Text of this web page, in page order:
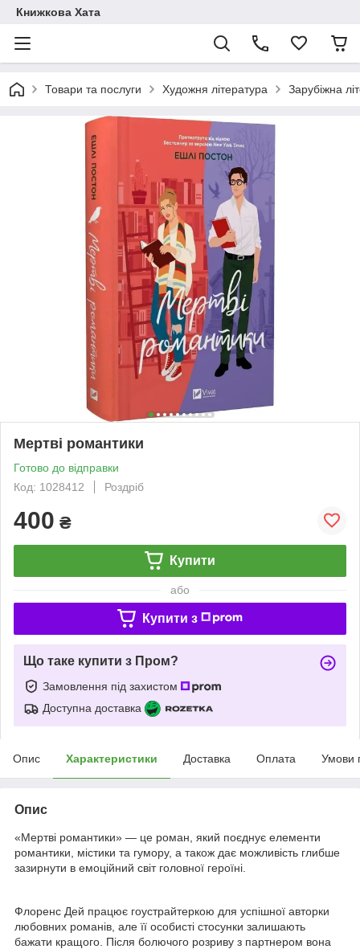
Книжкова Хата
Товари та послуги Художня література Зарубіжна
Мертві романтики
Готово до відправки
Код: 1028412
Роздріб
400 ₴
Купити
або
Купити з
Що таке купити з Пром?
Замовлення під захистом
Доступна доставка
Опис Характеристики Доставка Оплата Умови
Опис
«Мертві романтики» — це роман, який поєднує елементи
романтики, містики та гумору, а також дає можливість глибше
зазирнути в емоційний світ головної героїні.
Флоренс Дей працює гоустрайтеркою для успішної авторки
любовних романів, але її особисті стосунки залишають
бажати кращого. Після болючого розриву з партнером вона